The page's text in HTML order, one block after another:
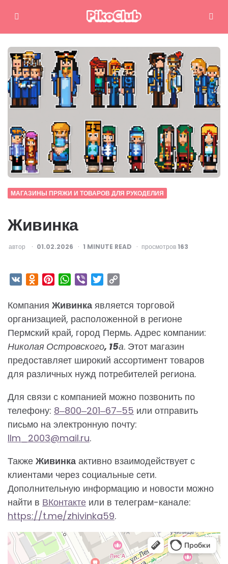
Меню Поиск
МАГАЗИНЫ ПРЯЖИ И ТОВАРОВ ДЛЯ РУКОДЕЛИЯ
Живинка
ОПУБЛИКОВАНО
автор 01.02.2026 1 MINUTE READ просмотров 163
VK Odnoklassniki
PinterestWhatsApp
Viber Twitter
Компания Живинка является торговой
организацией, расположенной в регионе
Пермский край, город Пермь. Адрес компании:
Николая Островского, 15а. Этот магазин
предоставляет широкий ассортимент товаров
для различных нужд потребителей региона.
Для связи с компанией можно позвонить по
телефону: 8‒800‒201‒67‒55 или отправить
письмо на электронную почту:
llm_2003@mail.ru.
Также Живинка активно взаимодействует с
клиентами через социальные сети.
Дополнительную информацию и новости можно
найти в ВКонтакте или в телеграм-канале:
https://t.me/zhivinka59.